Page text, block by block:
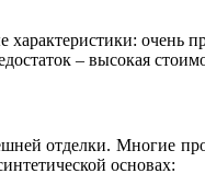
очень
– высокая
отделки. Многие
основах: